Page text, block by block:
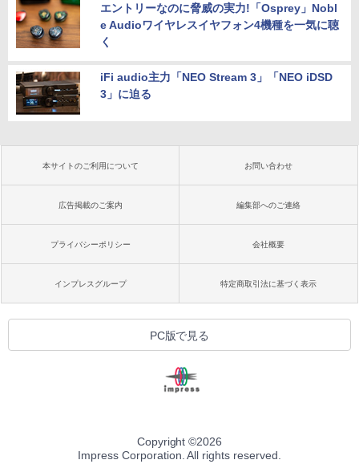
エントリーなのに脅威の実力!「Osprey」Nobl
e Audioワイヤレスイヤフォン4機種を一気に聴
く
iFi audio主力「NEO Stream 3」「NEO iDSD
3」に迫る
本サイトのご利用について お問い合わせ
広告掲載のご案内 編集部へのご連絡
プライバシーポリシー 会社概要
インプレスグループ 特定商取引法に基づく表示
PC版で見る
Copyright ©2026
Impress Corporation. All rights reserved.